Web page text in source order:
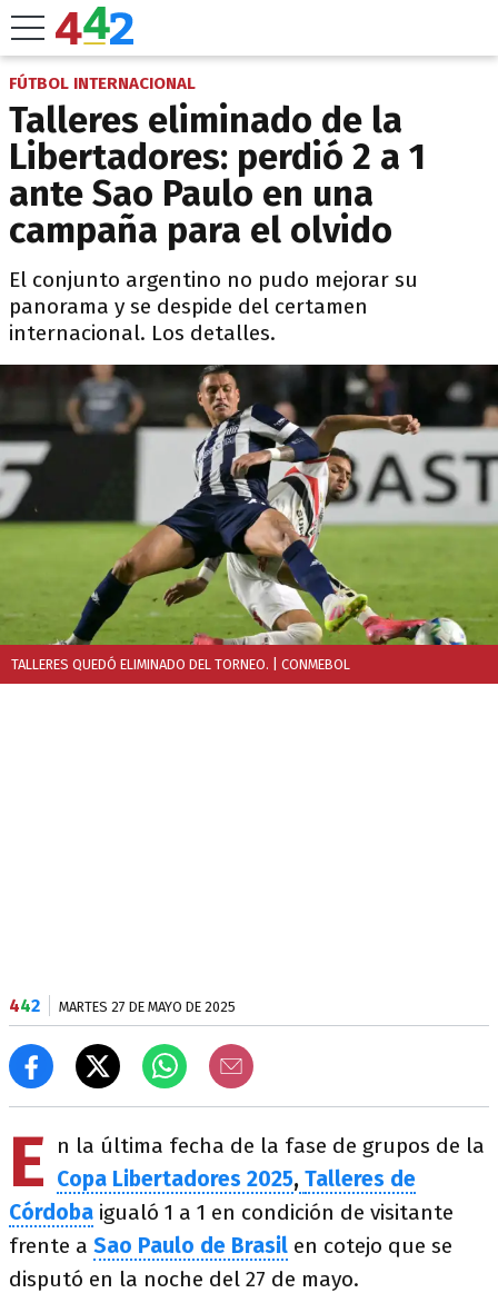
FÚTBOL INTERNACIONAL
Talleres eliminado de la
Libertadores: perdió 2 a 1
ante Sao Paulo en una
campaña para el olvido
El conjunto argentino no pudo mejorar su
panorama y se despide del certamen
internacional. Los detalles.
TALLERES QUEDÓ ELIMINADO DEL TORNEO. | CONMEBOL
442 MARTES 27 DE MAYO DE 2025
E
n la última fecha de la fase de grupos de la
Copa Libertadores 2025, Talleres de
Córdoba igualó 1 a 1 en condición de visitante
frente a Sao Paulo de Brasil en cotejo que se
disputó en la noche del 27 de mayo.